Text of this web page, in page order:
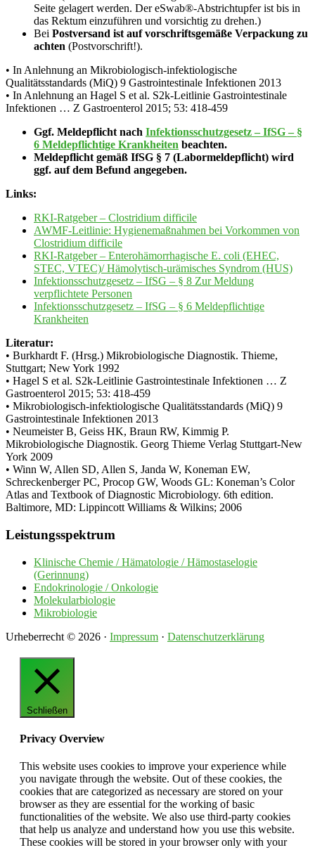
Seite gelagert werden. Der eSwab®-Abstrichtupfer ist bis in
das Rektum einzuführen und vorsichtig zu drehen.)
Bei Postversand ist auf vorschriftsgemäße Verpackung zu
achten (Postvorschrift!).
• In Anlehnung an Mikrobiologisch-infektiologische
Qualitätsstandards (MiQ) 9 Gastrointestinale Infektionen 2013
• In Anlehnung an Hagel S et al. S2k-Leitlinie Gastrointestinale
Infektionen … Z Gastroenterol 2015; 53: 418-459
Ggf. Meldepflicht nach Infektionsschutzgesetz – IfSG – §
6 Meldepflichtige Krankheiten beachten.
Meldepflicht gemäß IfSG § 7 (Labormeldepflicht) wird
ggf. auf dem Befund angegeben.
Links:
RKI-Ratgeber – Clostridium difficile
AWMF-Leitlinie: Hygienemaßnahmen bei Vorkommen von
Clostridium difficile
RKI-Ratgeber – Enterohämorrhagische E. coli (EHEC,
STEC, VTEC)/ Hämolytisch-urämisches Syndrom (HUS)
Infektionsschutzgesetz – IfSG – § 8 Zur Meldung
verpflichtete Personen
Infektionsschutzgesetz – IfSG – § 6 Meldepflichtige
Krankheiten
Literatur:
• Burkhardt F. (Hrsg.) Mikrobiologische Diagnostik. Thieme,
Stuttgart; New York 1992
• Hagel S et al. S2k-Leitlinie Gastrointestinale Infektionen … Z
Gastroenterol 2015; 53: 418-459
• Mikrobiologisch-infektiologische Qualitätsstandards (MiQ) 9
Gastrointestinale Infektionen 2013
• Neumeister B, Geiss HK, Braun RW, Kimmig P.
Mikrobiologische Diagnostik. Georg Thieme Verlag Stuttgart-New
York 2009
• Winn W, Allen SD, Allen S, Janda W, Koneman EW,
Schreckenberger PC, Procop GW, Woods GL: Koneman’s Color
Atlas and Textbook of Diagnostic Microbiology. 6th edition.
Baltimore, MD: Lippincott Williams & Wilkins; 2006
Seitenspalte
Leistungsspektrum
Klinische Chemie / Hämatologie / Hämostaselogie
(Gerinnung)
Endokrinologie / Onkologie
Molekularbiologie
Mikrobiologie
Urheberrecht © 2026 · Impressum · Datenschutzerklärung
Schließen
Privacy Overview
This website uses cookies to improve your experience while
you navigate through the website. Out of these cookies, the
cookies that are categorized as necessary are stored on your
browser as they are essential for the working of basic
functionalities of the website. We also use third-party cookies
that help us analyze and understand how you use this website.
These cookies will be stored in your browser only with your